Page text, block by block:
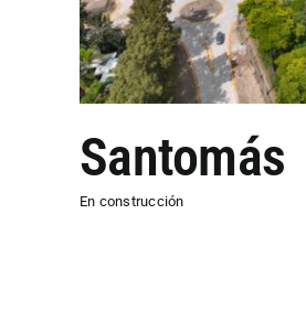
Santomás
En construcción